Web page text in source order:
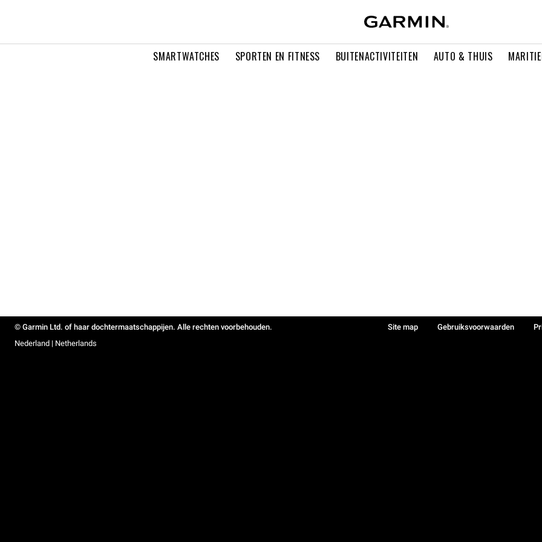
SMARTWATCHES SPORTEN EN FITNESS BUITENACTIVITEITEN AUTO & THUIS
© Garmin Ltd. of haar dochtermaatschappijen. Alle rechten voorbehouden. Site map Gebruiksvoorwaarden
Nederland | Netherlands